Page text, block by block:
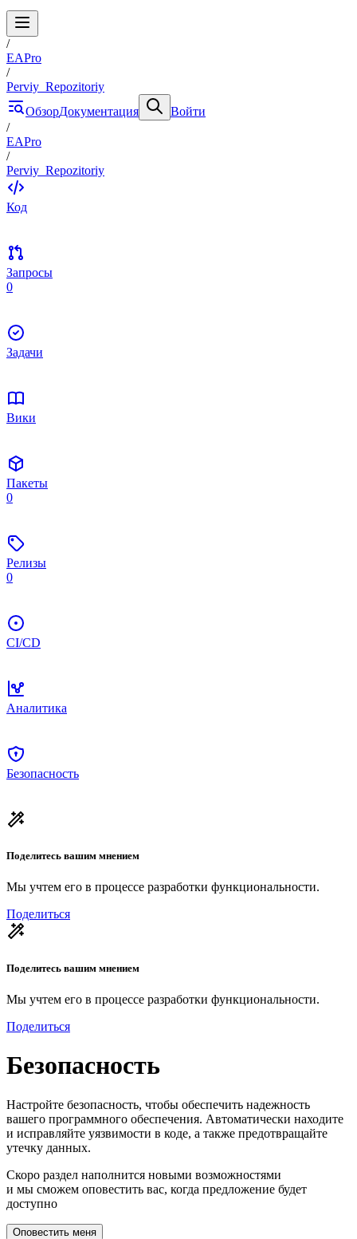
/
EAPro
/
Perviy_Repozitoriy
ОбзорДокументация
Войти
/
EAPro
/
Perviy_Repozitoriy
Код
Запросы
0
Задачи
Вики
Пакеты
0
Релизы
0
CI/CD
Аналитика
Безопасность
Поделитесь вашим мнением
Мы учтем его в процессе разработки функциональности.
Поделиться
Поделитесь вашим мнением
Мы учтем его в процессе разработки функциональности.
Поделиться
Безопасность
Настройте безопасность, чтобы обеспечить надежность
вашего программного обеспечения. Автоматически находите
и исправляйте уязвимости в коде, а также предотвращайте
утечку данных.
Скоро раздел наполнится новыми возможностями
и мы сможем оповестить вас, когда предложение будет
доступно
Оповестить меня